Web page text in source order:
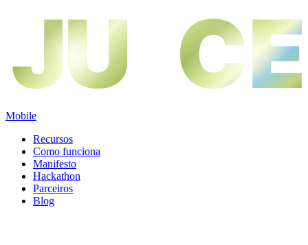
JU CE
JU CE
Mobile
Recursos
Como funciona
Manifesto
Hackathon
Parceiros
Blog